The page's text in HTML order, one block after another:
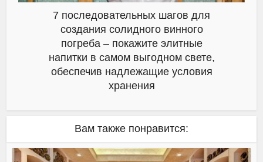
7 последовательных шагов для
создания солидного винного
погреба – покажите элитные
напитки в самом выгодном свете,
обеспечив надлежащие условия
хранения
Вам также понравится: